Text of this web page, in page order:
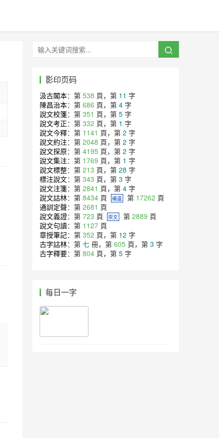
影印页码
汲古閣本：第 538 頁，第 11 字
陳昌治本：第 686 頁，第 4 字
說文校箋：第 351 頁，第 5 字
說文考正：第 332 頁，第 1 字
說文今釋：第 1141 頁，第 2 字
說文約注：第 2048 頁，第 2 字
說文探原：第 4195 頁，第 2 字
說文集注：第 1769 頁，第 1 字
說文標整：第 213 頁，第 28 字
標注說文：第 343 頁，第 3 字
說文注箋：第 2841 頁，第 4 字
說文詁林：第 8434 頁 補遺 第 17262 頁
通訓定聲：第 2681 頁
說文義證：第 723 頁 崇文 第 2889 頁
說文句讀：第 1127 頁
章授筆記：第 352 頁，第 12 字
古字詁林：第 七 冊，第 605 頁，第 3 字
古字釋要：第 804 頁，第 5 字
每日一字